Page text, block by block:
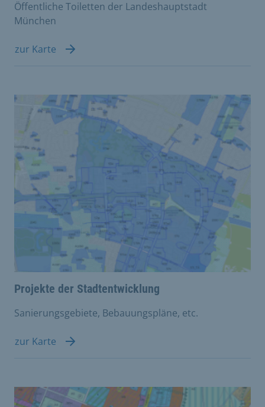
Öffentliche Toiletten der Landeshauptstadt
München
zur Karte
Projekte der Stadtentwicklung
Sanierungsgebiete, Bebauungspläne, etc.
zur Karte